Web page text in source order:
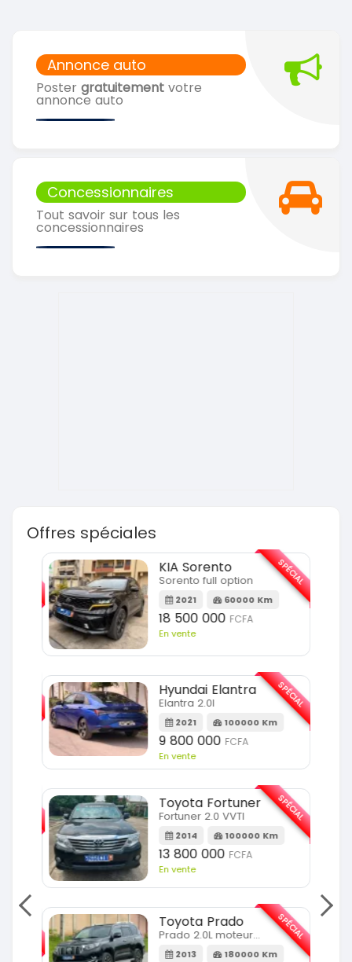
Annonce auto
Poster gratuitement votre
annonce auto
Concessionnaires
Tout savoir sur tous les
concessionnaires
Offres spéciales
SPÉCIAL
KIA Sorento
Sorento full option
2021 60000 Km
18 500 000 FCFA
En vente
SPÉCIAL
Hyundai Elantra
Elantra 2.0l
2021 100000 Km
9 800 000 FCFA
En vente
SPÉCIAL
Toyota Fortuner
Fortuner 2.0 VVTI
2014 100000 Km
13 800 000 FCFA
En vente
SPÉCIAL
Toyota Prado
Prado 2.0L moteur d4d
2013 180000 Km
SPÉCIAL